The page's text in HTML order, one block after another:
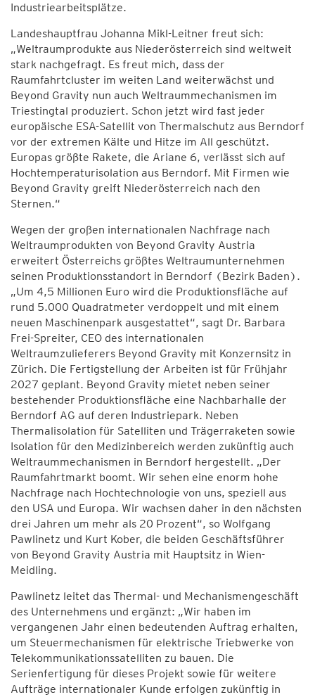
Industriearbeitsplätze.
Landeshauptfrau Johanna Mikl-Leitner freut sich:
„Weltraumprodukte aus Niederösterreich sind weltweit
stark nachgefragt. Es freut mich, dass der
Raumfahrtcluster im weiten Land weiterwächst und
Beyond Gravity nun auch Weltraummechanismen im
Triestingtal produziert. Schon jetzt wird fast jeder
europäische ESA-Satellit von Thermalschutz aus Berndorf
vor der extremen Kälte und Hitze im All geschützt.
Europas größte Rakete, die Ariane 6, verlässt sich auf
Hochtemperaturisolation aus Berndorf. Mit Firmen wie
Beyond Gravity greift Niederösterreich nach den
Sternen.“
Wegen der großen internationalen Nachfrage nach
Weltraumprodukten von Beyond Gravity Austria
erweitert Österreichs größtes Weltraumunternehmen
seinen Produktionsstandort in Berndorf (Bezirk Baden).
„Um 4,5 Millionen Euro wird die Produktionsfläche auf
rund 5.000 Quadratmeter verdoppelt und mit einem
neuen Maschinenpark ausgestattet“, sagt Dr. Barbara
Frei-Spreiter, CEO des internationalen
Weltraumzulieferers Beyond Gravity mit Konzernsitz in
Zürich. Die Fertigstellung der Arbeiten ist für Frühjahr
2027 geplant. Beyond Gravity mietet neben seiner
bestehender Produktionsfläche eine Nachbarhalle der
Berndorf AG auf deren Industriepark. Neben
Thermalisolation für Satelliten und Trägerraketen sowie
Isolation für den Medizinbereich werden zukünftig auch
Weltraummechanismen in Berndorf hergestellt. „Der
Raumfahrtmarkt boomt. Wir sehen eine enorm hohe
Nachfrage nach Hochtechnologie von uns, speziell aus
den USA und Europa. Wir wachsen daher in den nächsten
drei Jahren um mehr als 20 Prozent“, so Wolfgang
Pawlinetz und Kurt Kober, die beiden Geschäftsführer
von Beyond Gravity Austria mit Hauptsitz in Wien-
Meidling.
Pawlinetz leitet das Thermal- und Mechanismengeschäft
des Unternehmens und ergänzt: „Wir haben im
vergangenen Jahr einen bedeutenden Auftrag erhalten,
um Steuermechanismen für elektrische Triebwerke von
Telekommunikationssatelliten zu bauen. Die
Serienfertigung für dieses Projekt sowie für weitere
Aufträge internationaler Kunde erfolgen zukünftig in